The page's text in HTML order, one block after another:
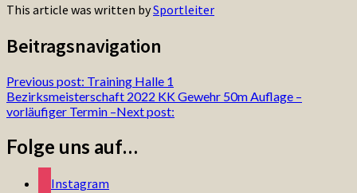
This article was written bySportleiter
Beitragsnavigation
Previous post: Training Halle 1
Bezirksmeisterschaft 2022 KK Gewehr 50m Auflage –
vorläufiger Termin –Next post:
Folge uns auf…
Instagram